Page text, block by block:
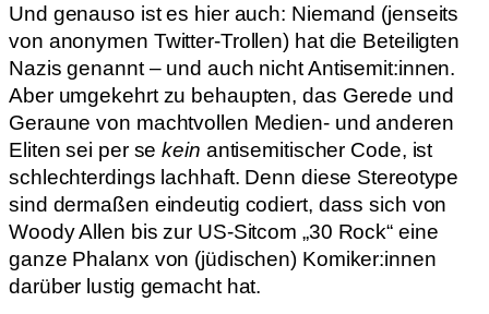
Und genauso ist es hier auch: Niemand (jenseits
von anonymen Twitter-Trollen) hat die Beteiligten
Nazis genannt – und auch nicht Antisemit:innen.
Aber umgekehrt zu behaupten, das Gerede und
Geraune von machtvollen Medien- und anderen
Eliten sei per sekein antisemitischer Code, ist
schlechterdings lachhaft. Denn diese Stereotype
sind dermaßen eindeutig codiert, dass sich von
Woody Allen bis zur US-Sitcom „30 Rock“ eine
ganze Phalanx von (jüdischen) Komiker:innen
darüber lustig gemacht hat.